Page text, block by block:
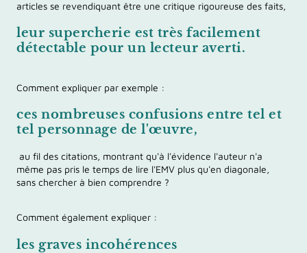
articles se revendiquant être une critique rigoureuse des faits,
leur supercherie est très facilement
détectable pour un lecteur averti.
Comment expliquer par exemple :
ces nombreuses confusions entre tel et
tel personnage de l'œuvre,
au fil des citations, montrant qu'à l'évidence l'auteur n'a
même pas pris le temps de lire l'EMV plus qu'en diagonale,
sans chercher à bien comprendre ?
Comment également expliquer :
les graves incohérences